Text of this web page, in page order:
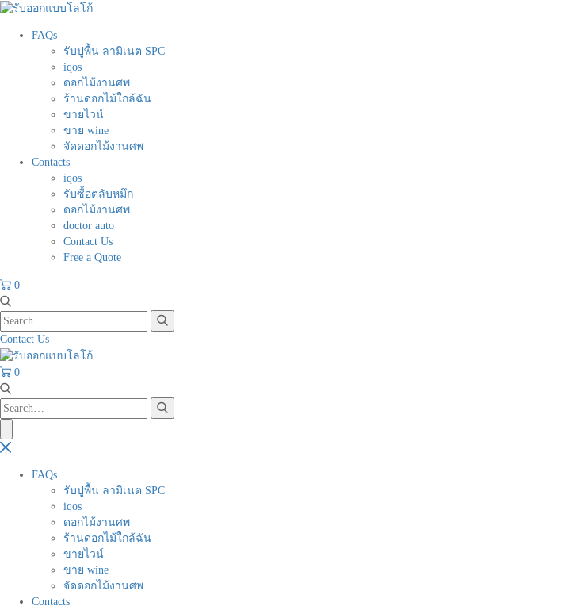
FAQs
รับปูพื้น ลามิเนต SPC
iqos
ดอกไม้งานศพ
ร้านดอกไม้ใกล้ฉัน
ขายไวน์
ขาย wine
จัดดอกไม้งานศพ
Contacts
iqos
รับซื้อตลับหมึก
ดอกไม้งานศพ
doctor auto
Contact Us
Free a Quote
0
Contact Us
0
FAQs
รับปูพื้น ลามิเนต SPC
iqos
ดอกไม้งานศพ
ร้านดอกไม้ใกล้ฉัน
ขายไวน์
ขาย wine
จัดดอกไม้งานศพ
Contacts